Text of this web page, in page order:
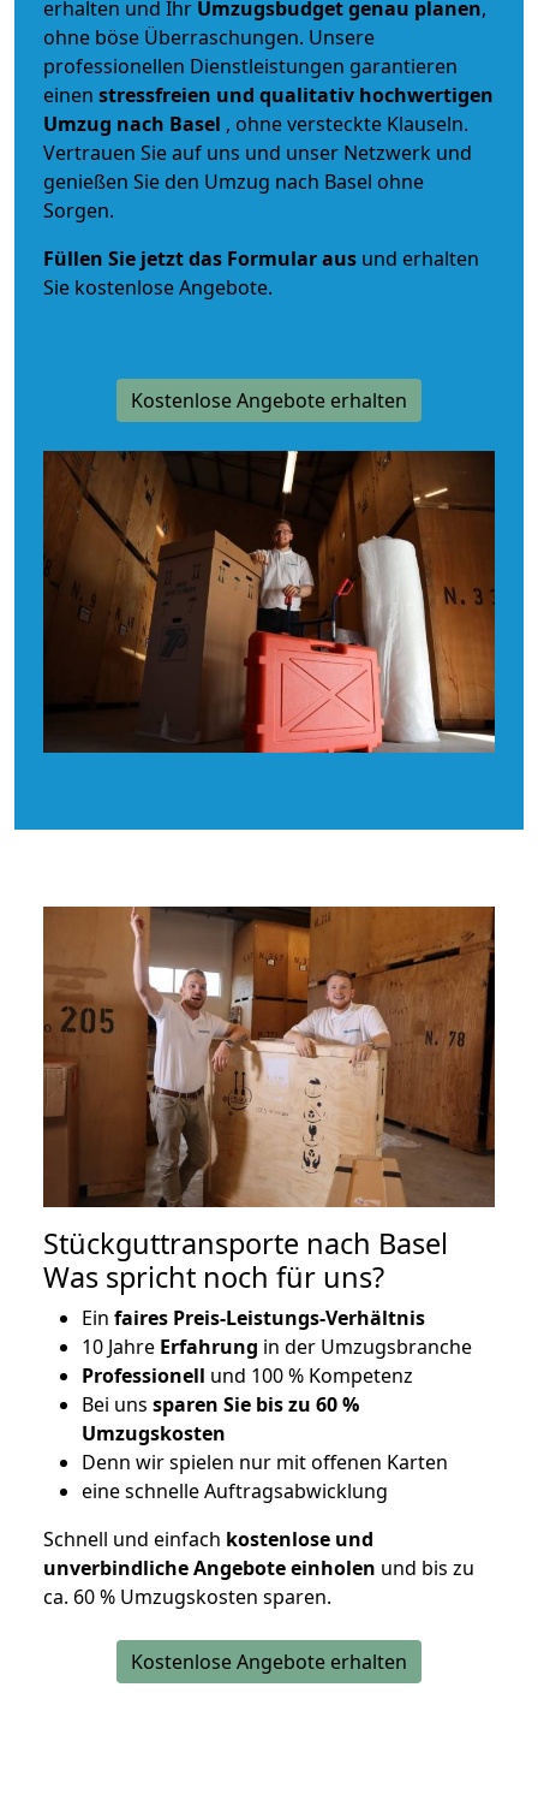
erhalten und Ihr Umzugsbudgetgenau planen,
ohne böse Überraschungen. Unsere
professionellen Dienstleistungen garantieren
einen stressfreien und qualitativ hochwertigen
Umzug nach Basel , ohne versteckte Klauseln.
Vertrauen Sie auf uns und unser Netzwerk und
genießen Sie den Umzug nach Basel ohne
Sorgen.
Füllen Sie jetzt das Formular aus und erhalten
Sie kostenlose Angebote.
Kostenlose Angebote erhalten
Stückguttransporte nach Basel
Was spricht noch für uns?
Ein faires Preis-Leistungs-Verhältnis
10 Jahre Erfahrung in der Umzugsbranche
Professionell und 100 % Kompetenz
Bei uns sparen Sie bis zu 60 %
Umzugskosten
Denn wir spielen nur mit offenen Karten
eine schnelle Auftragsabwicklung
Schnell und einfach kostenlose und
unverbindliche Angebote einholen und bis zu
ca. 60 % Umzugskosten sparen.
Kostenlose Angebote erhalten